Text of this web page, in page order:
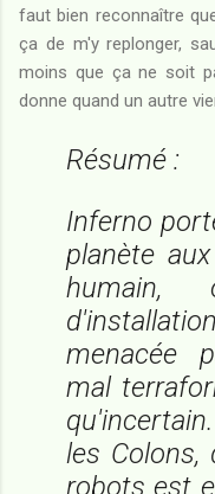
faut bien reconnaître
ça de m'y replonger,
moins que ça ne soit
donne quand un autre
Résumé :
Inferno
planète
menacée
mal
les
robots est